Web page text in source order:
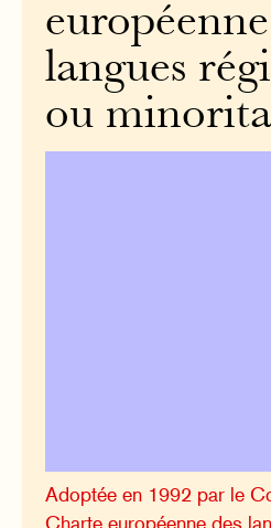
langues
ou
Adoptée en 1992 par le
Charte européenne des